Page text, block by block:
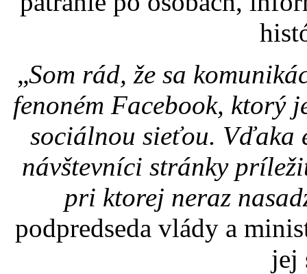
„Som rád, že sa
fenoném Facebook, ktorý
sociálnou sieťou. Vďaka
návštevníci stránky
pri ktorej neraz
podpredseda vlády a
jej